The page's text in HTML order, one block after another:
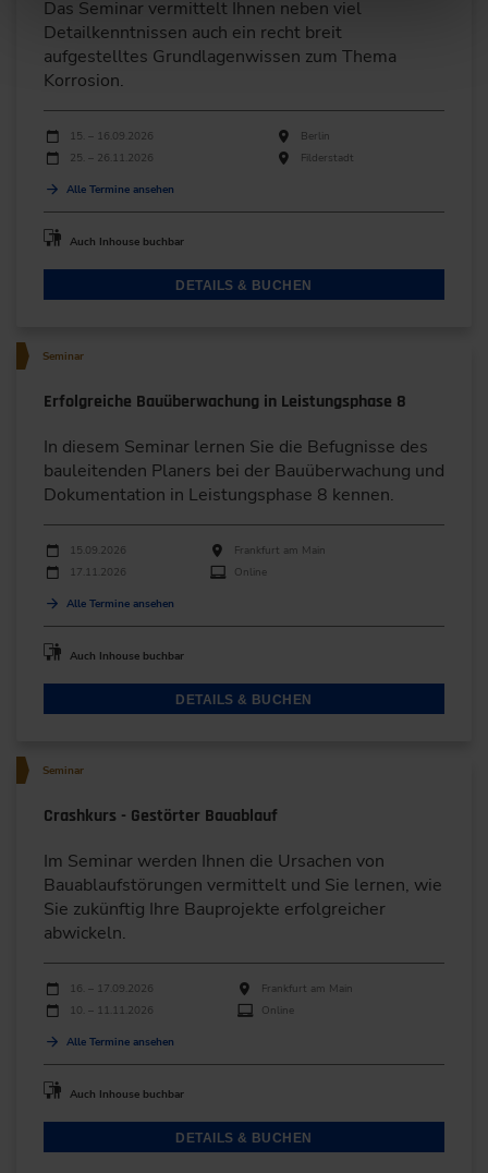
Das Seminar vermittelt Ihnen neben viel
Detailkenntnissen auch ein recht breit
aufgestelltes Grundlagenwissen zum Thema
Korrosion.
Durchführungen
Veranstaltungsdatum
15. – 16.09.2026
Berlin
25. – 26.11.2026
Filderstadt
Alle Termine ansehen
Auch Inhouse buchbar
DETAILS & BUCHEN
Seminar
Erfolgreiche Bauüberwachung in Leistungsphase 8
In diesem Seminar lernen Sie die Befugnisse des
bauleitenden Planers bei der Bauüberwachung und
Dokumentation in Leistungsphase 8 kennen.
Durchführungen
Veranstaltungsdatum Veranstaltungsort
15.09.2026
Frankfurt am Main
17.11.2026
Online
Alle Termine ansehen
Auch Inhouse buchbar
DETAILS & BUCHEN
Seminar
Crashkurs - Gestörter Bauablauf
Im Seminar werden Ihnen die Ursachen von
Bauablaufstörungen vermittelt und Sie lernen, wie
Sie zukünftig Ihre Bauprojekte erfolgreicher
abwickeln.
Durchführungen
Veranstaltungsdatum Veranstaltungsort
16. – 17.09.2026
Frankfurt am Main
10. – 11.11.2026
Online
Alle Termine ansehen
Auch Inhouse buchbar
DETAILS & BUCHEN